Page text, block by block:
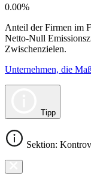
0.00%
Anteil der Firmen im
Netto-Null
Zwischenzielen.
Unternehmen, die
Tipp
Sektion: